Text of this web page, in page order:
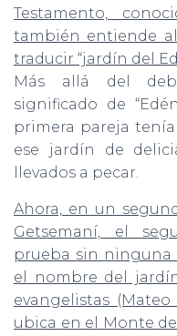
Testamento,
también entiende
traducir “jardín del
Más allá del
significado de
primera pareja
ese jardín de
llevados a pecar.
Ahora, en un
Getsemaní, el
prueba sin ninguna
el nombre del
evangelistas (Mateo
ubica en el Monte